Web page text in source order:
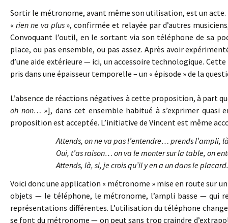
Sortir le métronome, avant même son utilisation, est un
« rien ne va plus», confirmée et relayée par d’autres
Convoquant l’outil, en le sortant via son téléphone de sa
place, ou pas ensemble, ou pas assez. Après avoir
d’une aide extérieure — ici, un accessoire technologique.
pris dans une épaisseur temporelle – un « épisode » de la
L’absence de réactions négatives à cette proposition, à part
oh non… »], dans cet ensemble habitué à s’exprimer
proposition est acceptée. L’initiative de Vincent est même
Attends, on ne va pas l’entendre… prends l’ampli,
Oui, t’as raison… on va le monter sur la table, on
Attends, là, si, je crois qu’il y en a un dans le placard.
Voici donc une application « métronome » mise en route sur
objets — le téléphone, le métronome, l’ampli basse — qui
représentations différentes. L’utilisation du téléphone
se font du métronome — on peut sans trop craindre